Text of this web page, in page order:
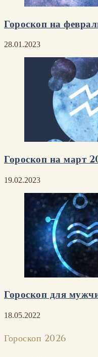
Гороскоп на
28.01.2023
Гороскоп на март
19.02.2023
Гороскоп для
18.05.2022
Гороскоп 2026